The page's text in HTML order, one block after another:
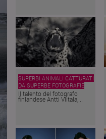
SUPERBI ANIMALI CATTURATI
DA SUPERBE FOTOGRAFIE
Il talento del fotografo
finlandese Antti Viitala,...